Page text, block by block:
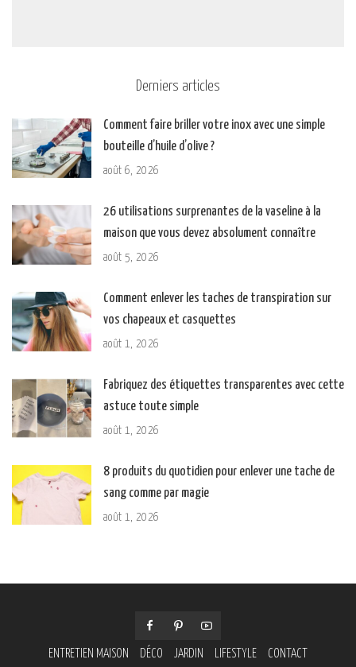
Derniers articles
Comment faire briller votre inox avec une simple
bouteille d’huile d’olive ?
août 6, 2026
26 utilisations surprenantes de la vaseline à la
maison que vous devez absolument connaître
août 5, 2026
Comment enlever les taches de transpiration sur
vos chapeaux et casquettes
août 1, 2026
Fabriquez des étiquettes transparentes avec cette
astuce toute simple
août 1, 2026
8 produits du quotidien pour enlever une tache de
sang comme par magie
août 1, 2026
ENTRETIEN MAISON DÉCO JARDIN LIFESTYLE CONTACT